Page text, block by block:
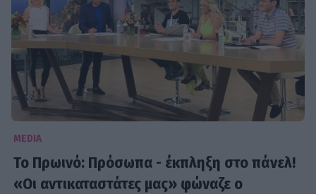
MEDIA
Το Πρωινό: Πρόσωπα - έκπληξη στο πάνελ!
«Οι αντικαταστάτες μας» φώναζε ο